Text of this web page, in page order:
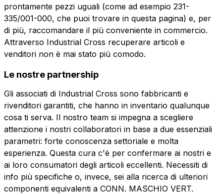
prontamente pezzi uguali (come ad esempio 231-
335/001-000, che puoi trovare in questa pagina) e, per
di più, raccomandare il più conveniente in commercio.
Attraverso Industrial Cross recuperare articoli e
venditori non è mai stato più comodo.
Le nostre partnership
Gli associati di Industrial Cross sono fabbricanti e
rivenditori garantiti, che hanno in inventario qualunque
cosa ti serva. Il nostro team si impegna a scegliere
attenzione i nostri collaboratori in base a due essenziali
parametri: forte conoscenza settoriale e molta
esperienza. Questa cura c'è per confermare ai nostri e
ai loro consumatori degli articoli eccellenti. Necessiti di
info più specifiche o, invece, sei alla ricerca di ulteriori
componenti equivalenti a CONN. MASCHIO VERT.